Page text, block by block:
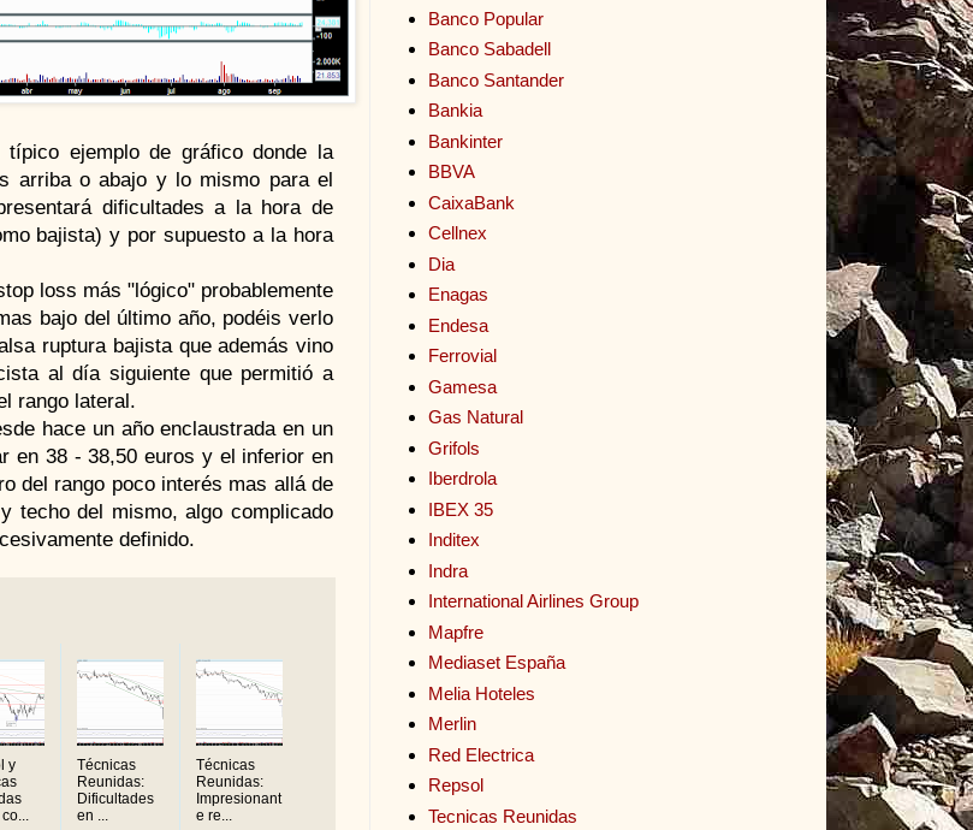
típico ejemplo de gráfico donde la
arriba o abajo y lo mismo para el
dificultades a la hora de
bajista) y por supuesto a la hora
loss más "lógico" probablemente
bajo del último año, podéis verlo
ruptura bajista que además vino
al día siguiente que permitió a
rango lateral.
hace un año enclaustrada en un
en 38 - 38,50 euros y el inferior en
del rango poco interés mas allá de
techo del mismo, algo complicado
definido.
y
Técnicas
Reunidas:
Dificultades
en ...
Técnicas
Reunidas:
Impresionant
e re...
Banco Popular
Banco Sabadell
Banco Santander
Bankia
Bankinter
BBVA
CaixaBank
Cellnex
Dia
Enagas
Endesa
Ferrovial
Gamesa
Gas Natural
Grifols
Iberdrola
IBEX 35
Inditex
Indra
International Airlines Group
Mapfre
Mediaset España
Melia Hoteles
Merlin
Red Electrica
Repsol
Tecnicas Reunidas